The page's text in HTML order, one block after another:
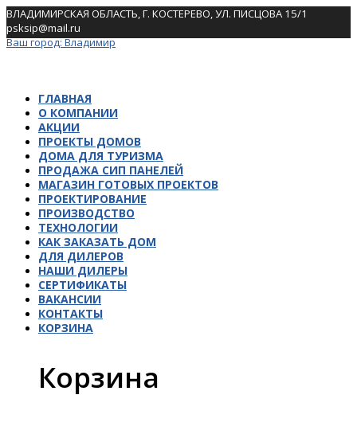
Skip
to
content
ВЛАДИМИРСКАЯ ОБЛАСТЬ, Г. КОСТЕРЕВО, УЛ. ПИСЦОВА 15/1
psksip@mail.ru
Ваш город:Владимир
ГЛАВНАЯ
О КОМПАНИИ
АКЦИИ
ПРОЕКТЫ ДОМОВ
ДОМА ДЛЯ ТУРИЗМА
ПРОДАЖА СИП ПАНЕЛЕЙ
МАГАЗИН ГОТОВЫХ ПРОЕКТОВ
ПРОЕКТИРОВАНИЕ
ПРОИЗВОДСТВО
ТЕХНОЛОГИИ
КАК ЗАКАЗАТЬ ДОМ
ДЛЯ ДИЛЕРОВ
НАШИ ДИЛЕРЫ
СЕРТИФИКАТЫ
ВАКАНСИИ
КОНТАКТЫ
КОРЗИНА
Корзина